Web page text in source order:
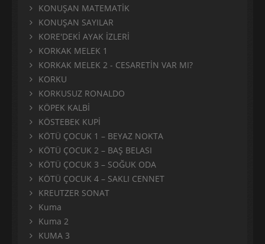
KONUŞAN MATEMATİK
KONUŞAN SAYILAR
KORE'DEKİ AYAK İZLERİ
KORKAK MELEK 1
KORKAK MELEK 2 - CESARETİN VAR MI?
KORKU
KORKUSUZ RONALDO
KÖPEK KALBİ
KÖSTEBEK KUPİ
KÖTÜ ÇOCUK 1 – BEYAZ NOKTA
KÖTÜ ÇOCUK 2 – BAŞ BELASI
KÖTÜ ÇOCUK 3 – SOĞUK ODA
KÖTÜ ÇOCUK 4 – SAKLI CENNET
KREUTZER SONAT
Kuma
Kuma 2
KUMA 3